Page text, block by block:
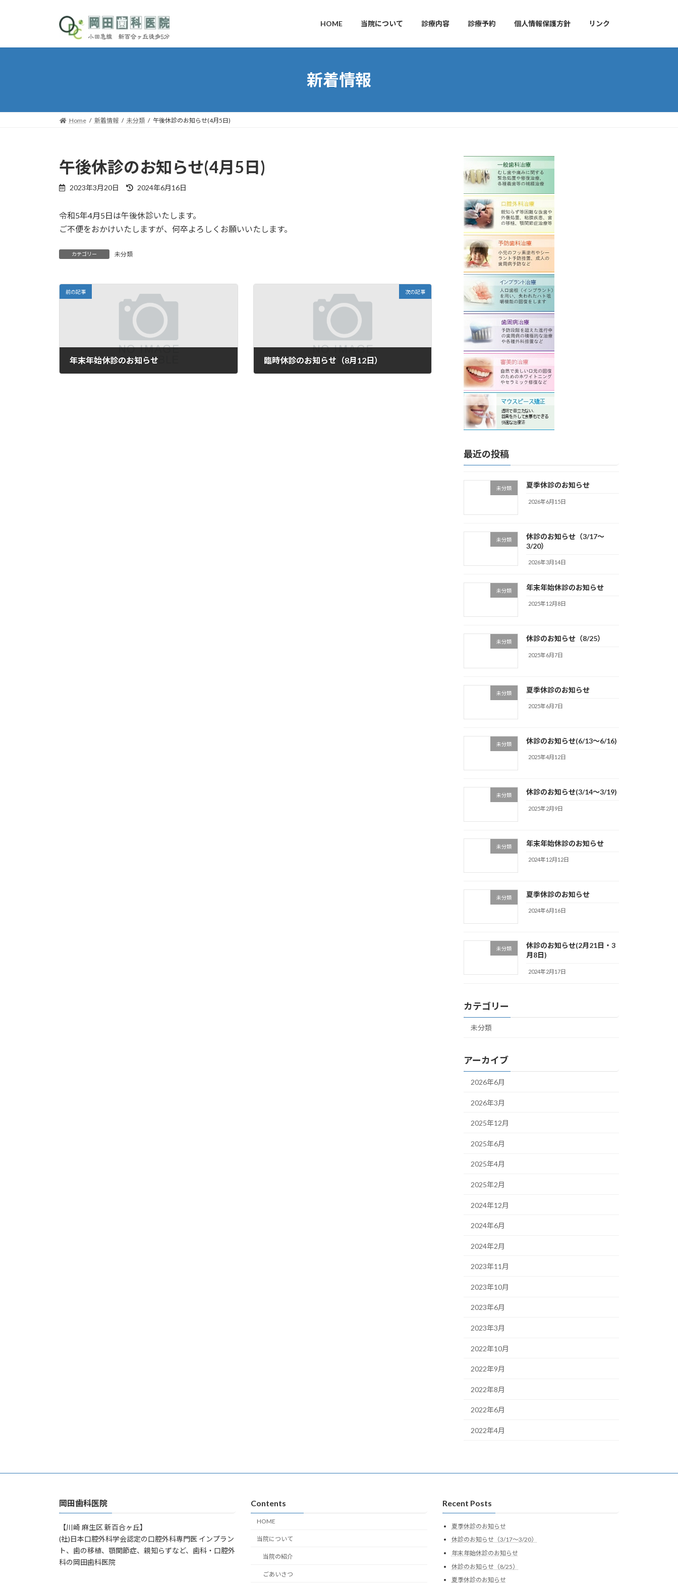
プ
動
HOME 当院について 診療内容 診療予約 個人情報保護方針 リンク
新着情報
Home 新着情報 未分類 午後休診のお知らせ(4月5日)
午後休診のお知らせ(4月5日)
2023年3月20日
最
新
日
2024年6月16日
令和5年4月5日は午後休診いたします。
ご不便をおかけいたしますが、何卒よろしくお願いいたします。
カテゴリー 未分類
前の記事
年末年始休診のお知らせ
次の記事
臨時休診のお知らせ（8月12日）
最近の投稿
未分類 夏季休診のお知らせ
2026年6月15日
未分類
休診のお知らせ（3/17～
3/20）
2026年3月14日
未分類 年末年始休診のお知らせ
2025年12月8日
未分類 休診のお知らせ（8/25）
2025年6月7日
未分類 夏季休診のお知らせ
2025年6月7日
未分類 休診のお知らせ(6/13～6/16)
2025年4月12日
未分類 休診のお知らせ(3/14～3/19)
2025年2月9日
未分類 年末年始休診のお知らせ
2024年12月12日
未分類 夏季休診のお知らせ
2024年6月16日
未分類
休診のお知らせ(2月21日・3
月8日)
2024年2月17日
カテゴリー
未分類
アーカイブ
2026年6月
2026年3月
2025年12月
2025年6月
2025年4月
2025年2月
2024年12月
2024年6月
2024年2月
2023年11月
2023年10月
2023年6月
2023年3月
2022年10月
2022年9月
2022年8月
2022年6月
2022年4月
岡田歯科医院
【川崎 麻生区 新百合ヶ丘】
(社)日本口腔外科学会認定の口腔外科専門医 インプラン
ト、歯の移植、顎関節症、親知らずなど、歯科・口腔外
科の岡田歯科医院
Contents
HOME
当院について
当院の紹介
ごあいさつ
Recent Posts
夏季休診のお知らせ
休診のお知らせ（3/17～3/20）
年末年始休診のお知らせ
休診のお知らせ（8/25）
夏季休診のお知らせ